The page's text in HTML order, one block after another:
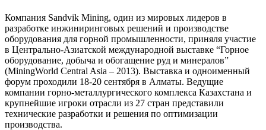
Компания Sandvik Mining, один из мировых лидеров в
разработке инжиниринговых решений и производстве
оборудования для горной промышленности, приняля участие
в Центрально-Азиатской международной выставке “Горное
оборудование, добыча и обогащение руд и минералов”
(MiningWorld Central Asia – 2013). Выставка и одноименный
форум проходили 18-20 сентября в Алматы. Ведущие
компании горно-металлургического комплекса Казахстана и
крупнейшие игроки отрасли из 27 стран представили
технические разработки и решения по оптимизации
производства.